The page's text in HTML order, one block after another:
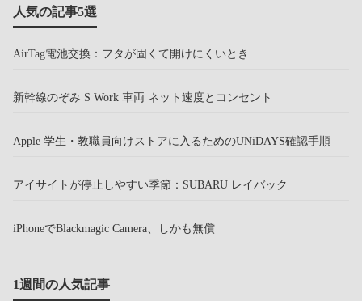
人気の記事5選
AirTag電池交換：フタが固くて開けにくいとき
新幹線のぞみ S Work 車両 ネット速度とコンセント
Apple 学生・教職員向けストアに入るためのUNiDAYS確認手順
アイサイトが停止しやすい季節：SUBARU レイバック
iPhoneでBlackmagic Camera、しかも無償
1週間の人気記事